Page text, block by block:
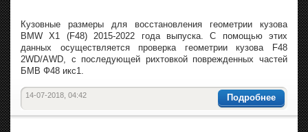
Кузовные размеры для восстановления геометрии кузова
BMW X1 (F48) 2015-2022 года выпуска. С помощью этих
данных осуществляется проверка геометрии кузова F48
2WD/AWD, с последующей рихтовкой поврежденных частей
БМВ Ф48 икс1.
Подробнее
14-07-2018, 04:42